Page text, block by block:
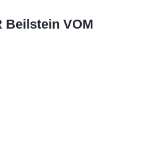
Beilstein VOM